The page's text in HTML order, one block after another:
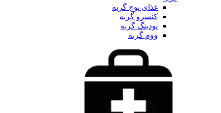
غذای پوچ گربه
کنسرو گربه
پودینگ گربه
ووم گربه